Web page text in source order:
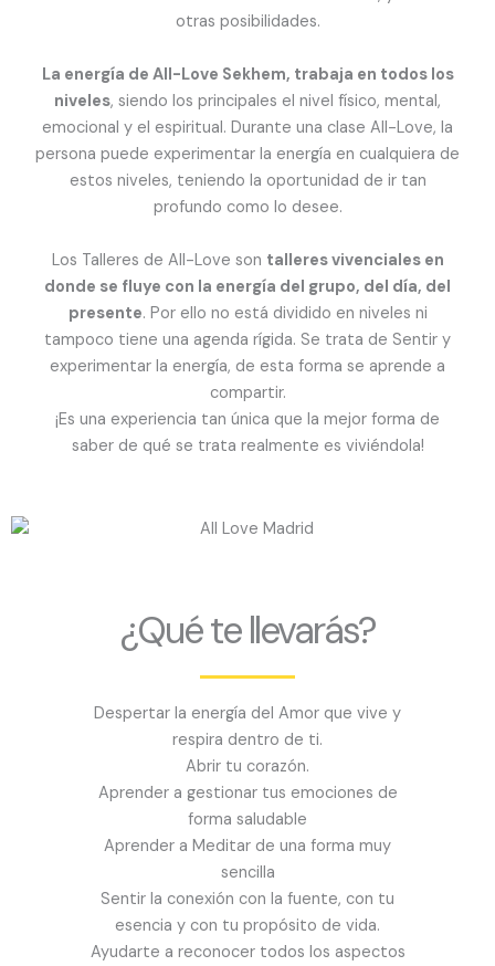
otras posibilidades.
La energía de All-Love Sekhem, trabaja en todos los
niveles, siendo los principales el nivel físico, mental,
emocional y el espiritual. Durante una clase All-Love, la
persona puede experimentar la energía en cualquiera de
estos niveles, teniendo la oportunidad de ir tan
profundo como lo desee.
Los Talleres de All-Love son talleres vivenciales en
donde se fluye con la energía del grupo, del día, del
presente. Por ello no está dividido en niveles ni
tampoco tiene una agenda rígida. Se trata de Sentir y
experimentar la energía, de esta forma se aprende a
compartir.
¡Es una experiencia tan única que la mejor forma de
saber de qué se trata realmente es viviéndola!
¿Qué te llevarás?
Despertar la energía del Amor que vive y
respira dentro de ti.
Abrir tu corazón.
Aprender a gestionar tus emociones de
forma saludable
Aprender a Meditar de una forma muy
sencilla
Sentir la conexión con la fuente, con tu
esencia y con tu propósito de vida.
Ayudarte a reconocer todos los aspectos